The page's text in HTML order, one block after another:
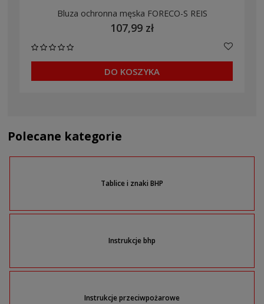
Bluza ochronna męska FORECO-S REIS
107,99 zł
DO KOSZYKA
Polecane kategorie
Tablice i znaki BHP
Instrukcje bhp
Instrukcje przeciwpożarowe